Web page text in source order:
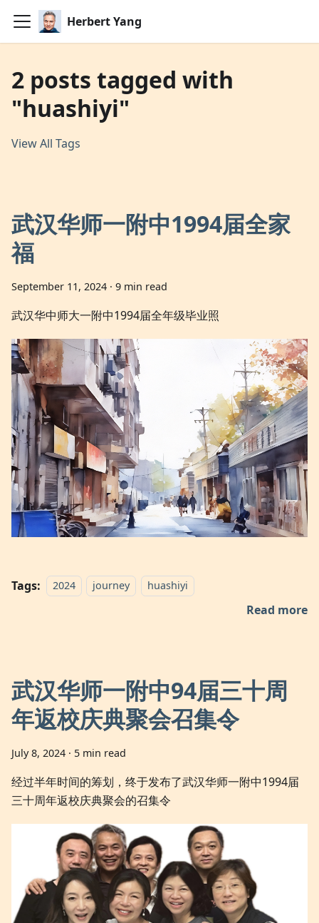
Herbert Yang
2 posts tagged with
"huashiyi"
View All Tags
武汉华师一附中1994届全家
福
September 11, 2024 · 9 min read
武汉华中师大一附中1994届全年级毕业照
Tags: 2024 journey huashiyi
Read more
武汉华师一附中94届三十周
年返校庆典聚会召集令
July 8, 2024 · 5 min read
经过半年时间的筹划，终于发布了武汉华师一附中1994届
三十周年返校庆典聚会的召集令